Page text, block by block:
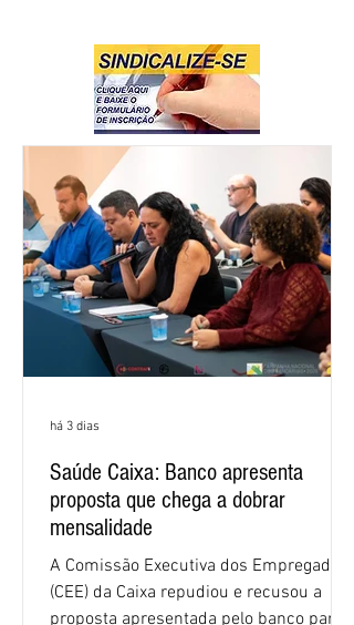
Saúde Caixa: Banco apresenta
proposta que chega a dobrar
mensalidade
A Comissão Executiva dos Empregados
(CEE) da Caixa repudiou e recusou a
proposta apresentada pelo banco para o
há 3 dias